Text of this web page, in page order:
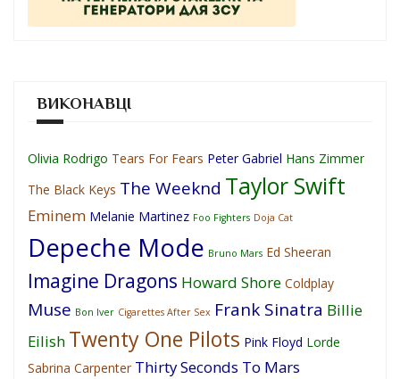
ВИКОНАВЦІ
Olivia Rodrigo Tears For Fears Peter Gabriel Hans Zimmer
The Black Keys The Weeknd Taylor Swift
Eminem Melanie Martinez Foo Fighters Doja Cat
Depeche Mode Bruno Mars Ed Sheeran
Imagine Dragons Howard Shore Coldplay
Muse Bon Iver Cigarettes After Sex Frank Sinatra Billie
Eilish Twenty One Pilots Pink Floyd Lorde
Sabrina Carpenter Thirty Seconds To Mars